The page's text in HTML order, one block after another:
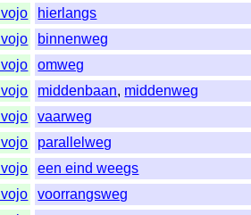
hierlangs
binnenweg
omweg
middenbaan, middenweg
vaarweg
parallelweg
een eind weegs
voorrangsweg